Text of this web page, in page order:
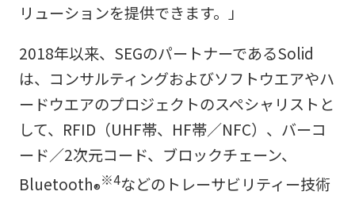
リューションを提供できます。」
2018年以来、SEGのパートナーであるSolid
は、コンサルティングおよびソフトウエアやハ
ードウエアのプロジェクトのスペシャリストと
して、RFID（UHF帯、HF帯／NFC）、バーコ
ード／2次元コード、ブロックチェーン、
Bluetooth®
※4などのトレーサビリティー技術